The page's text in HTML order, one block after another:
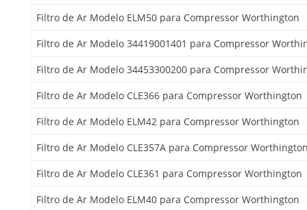
Filtro de Ar Modelo ELM50 para Compressor Worthington
Filtro de Ar Modelo 34419001401 para Compressor
Filtro de Ar Modelo 34453300200 para Compressor
Filtro de Ar Modelo CLE366 para Compressor Worthington
Filtro de Ar Modelo ELM42 para Compressor Worthington
Filtro de Ar Modelo CLE357A para Compressor
Filtro de Ar Modelo CLE361 para Compressor Worthington
Filtro de Ar Modelo ELM40 para Compressor Worthington